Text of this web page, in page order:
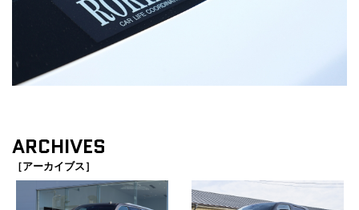
ARCHIVES
［アーカイブス］